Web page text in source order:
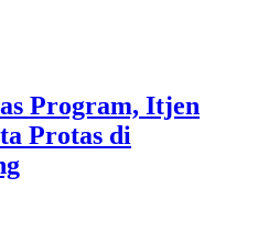
Program, Itjen
Protas di